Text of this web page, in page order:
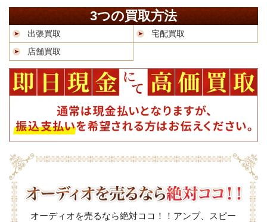
3つの買取方法
出張買取
宅配買取
店舗買取
オーディオを売るなら絶対ココ！！アンプ、スピー